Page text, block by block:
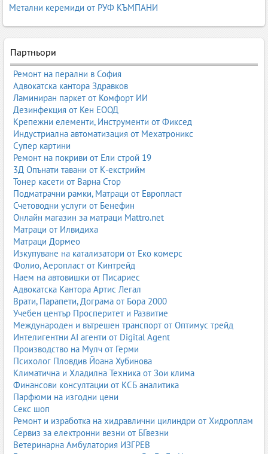
Какво представлява белодробната медицина?
Белодробната медицина (пулмологията) е медицинска
специалност, която се занимава с диагностика и лечение на
заболяванията на белите дробове, бронхите, трахеята и
плеврата. Тя обхваща широк спектър от състояния – от остри
инфекции до хронични заболявания, които изискват
продължителна терапия и наблюдение.
Пулмолозите работят с пациенти, които имат кашлица, задух,
болка в гърдите, хрипове, хронични инфекции, алергии или
структурни промени в белите дробове. Те извършват прегледи,
назначават изследвания, изготвят индивидуални планове за
лечение и проследяват състоянието на пациента във времето.
Белодробната медицина е тясно свързана с алергологията,
кардиологията, инфекциозните болести и интензивната
медицина, тъй като много заболявания засягат едновременно
няколко системи в организма.
Най-чести белодробни заболявания
Белодробните заболявания могат да бъдат остри, хронични,
инфекциозни, възпалителни или структурни. Някои от тях се
развиват внезапно, докато други прогресират бавно и изискват
дългосрочно наблюдение.
Астма
Астмата е хронично възпалително заболяване на дихателните
пътища, което води до пристъпи на задух, кашлица, стягане в
гърдите и хрипове. Белодробните клиники извършват
спирометрия, алергологични тестове и изготвят индивидуални
планове за контрол на заболяването.
Хронична обструктивна белодробна болест (ХОББ)
Метални керемиди от РУФ КЪМПАНИ
Партньори
Ремонт на перални в София
Адвокатска кантора Здравков
Ламиниран паркет от Комфорт ИИ
Дезинфекция от Кен ЕООД
Крепежни елементи, Инструменти от Фиксед
Индустриална автоматизация от Мехатроникс
Супер картини
Ремонт на покриви от Ели строй 19
3Д Опънати тавани от К-екстрийм
Тонер касети от Варна Стор
Подматрачни рамки, Матраци от Европласт
Счетоводни услуги от Бенефин
Онлайн магазин за матраци Mattro.net
Матраци от Илвидиха
Матраци Дормео
Изкупуване на катализатори от Еко комерс
Фолио, Аеропласт от Кинтрейд
Наем на автовишки от Писариес
Адвокатска Кантора Артис Легал
Врати, Парапети, Дограма от Бора 2000
Учебен център Просперитет и Развитие
Международен и вътрешен транспорт от Оптимус трейд
Интелигентни AI агенти от Digital Agent
Производство на Мулч от Герми
Психолог Пловдив Йоана Хубинова
Климатична и Хладилна Техника от Зои клима
Финансови консултации от КСБ аналитика
Парфюми на изгодни цени
Секс шоп
Ремонт и изработка на хидравлични цилиндри от Хидроплам
Сервиз за електронни везни от БГвезни
Ветеринарна Амбулатория ИЗГРЕВ